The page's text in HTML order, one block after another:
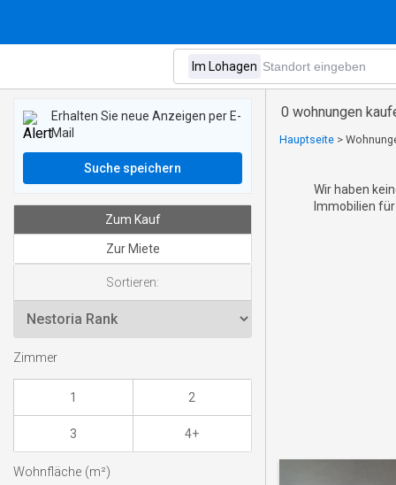
0 wohnungen
Hauptseite >
Wir haben
Immobilien
Erhalten Sie neue Anzeigen per E-
Mail
Suche speichern
Zum Kauf
Zur Miete
Sortieren:
Zimmer
1 2
3 4+
Wohnfläche (m²)